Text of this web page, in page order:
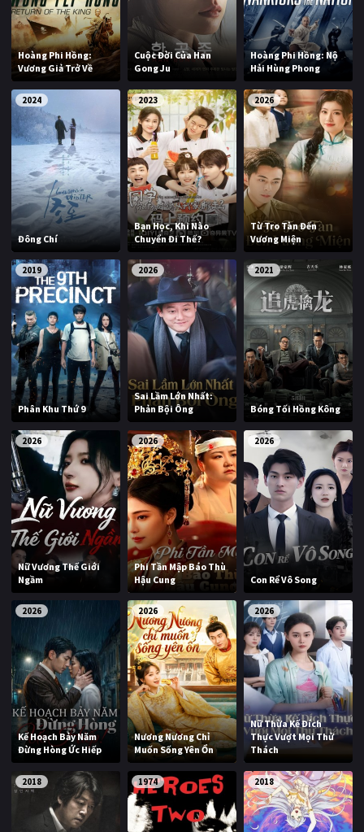
Hoàng Phi Hồng:
Vương Giả Trở Về
Cuộc Đời Của Han
Gong Ju
Hoàng Phi Hồng: Nộ
Hải Hùng Phong
2024
Đông Chí
2023
Bạn Học, Khi Nào
Chuyển Đi Thế?
2026
Từ Tro Tàn Đến
Vương Miện
2019
Phân Khu Thứ 9
2026
Sai Lầm Lớn Nhất:
Phản Bội Ông
2021
Bóng Tối Hồng Kông
2026
Nữ Vương Thế Giới
Ngầm
2026
Phi Tần Mập Báo Thù
Hậu Cung
2026
Con Rể Vô Song
2026
Kế Hoạch Bảy Năm
Đừng Hòng Ức Hiếp
2026
Nương Nương Chỉ
Muốn Sống Yên Ổn
2026
Nữ Thừa Kế Đích
Thực Vượt Mọi Thử
Thách
2018 1974 2018